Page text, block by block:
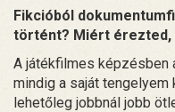
Fikcióból
történt? Miért érezted,
A játékfilmes képzésben
mindig a saját tengelyem
lehetőleg jobbnál jobb